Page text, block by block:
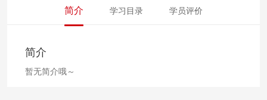
简介 学习目录 学员评价
简介
暂无简介哦～